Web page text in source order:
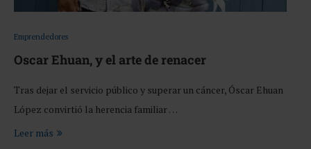
Emprendedores
Oscar Ehuan, y el arte de renacer
Tras dejar el servicio público y superar un cáncer, Óscar Ehuan
López convirtió la herencia familiar …
Leer más